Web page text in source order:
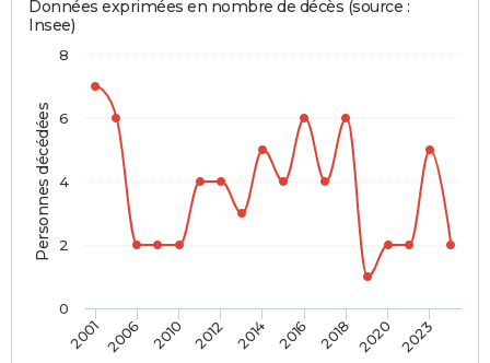
Personnes décédées
Données exprimées en nombre de décès (source :
Insee)
2001 2006 2010 2012 2014 2016 2018 2020 2023
0
2
4
6
8